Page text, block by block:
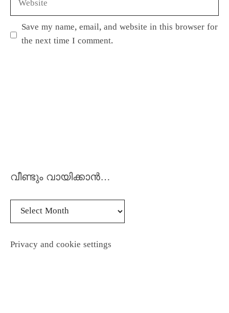
Save my name, email, and website in this browser for
the next time I comment.
വീണ്ടും വായിക്കാൻ…
Privacy and cookie settings